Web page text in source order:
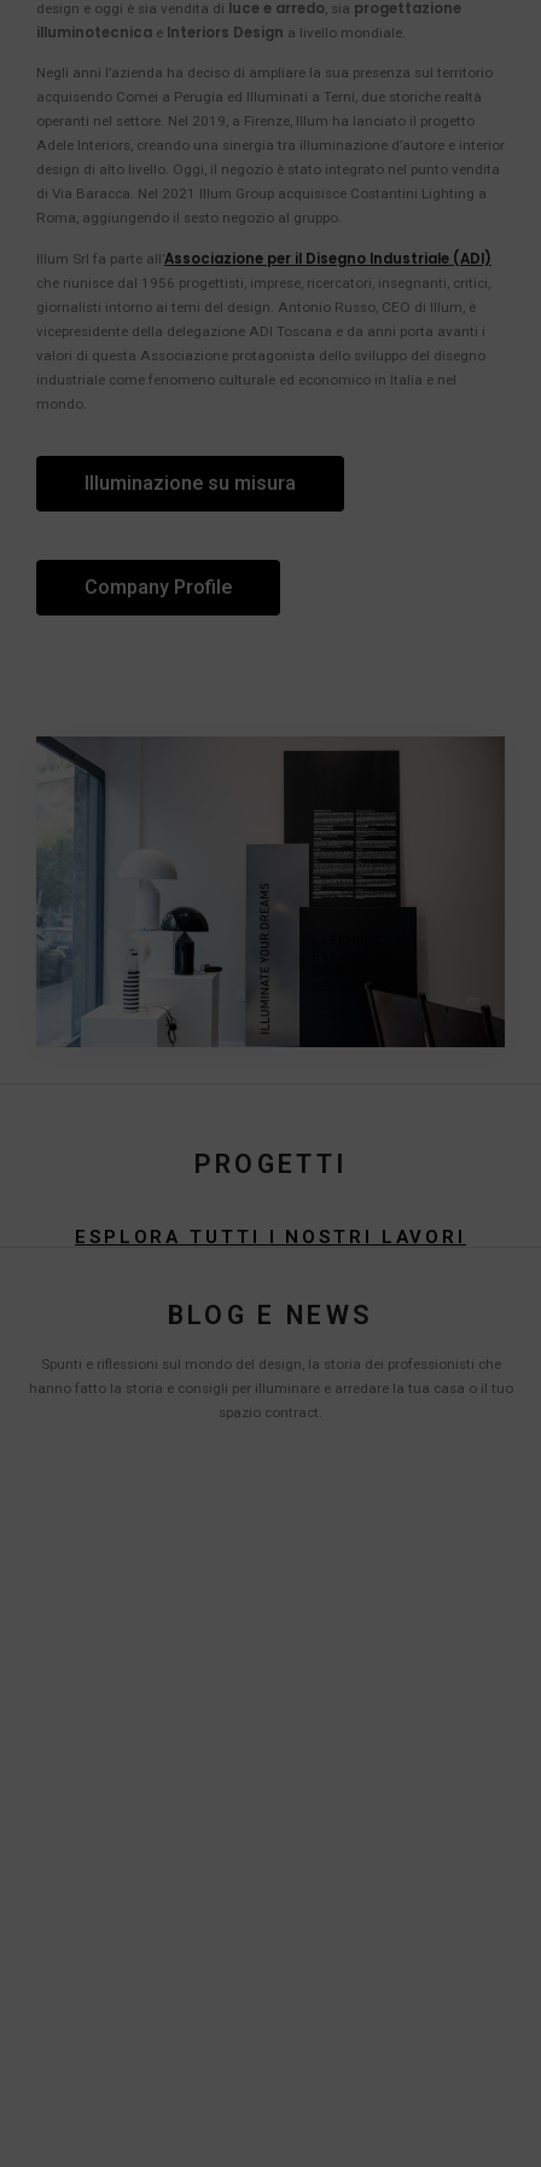
design e oggi è sia vendita di luce e arredo, sia progettazione
illuminotecnica e Interiors Design a livello mondiale.
Negli anni l’azienda ha deciso di ampliare la sua presenza sul territorio
acquisendo Comei a Perugia ed Illuminati a Terni, due storiche realtà
operanti nel settore. Nel 2019, a Firenze, Illum ha lanciato il progetto
Adele Interiors, creando una sinergia tra illuminazione d’autore e interior
design di alto livello. Oggi, il negozio è stato integrato nel punto vendita
di Via Baracca. Nel 2021 Illum Group acquisisce Costantini Lighting a
Roma, aggiungendo il sesto negozio al gruppo.
Illum Srl fa parte all’Associazione per il Disegno Industriale (ADI)
che riunisce dal 1956 progettisti, imprese, ricercatori, insegnanti, critici,
giornalisti intorno ai temi del design. Antonio Russo, CEO di Illum, è
vicepresidente della delegazione ADI Toscana e da anni porta avanti i
valori di questa Associazione protagonista dello sviluppo del disegno
industriale come fenomeno culturale ed economico in Italia e nel
mondo.
Illuminazione su misura
Company Profile
PROGETTI
ESPLORA TUTTI I NOSTRI LAVORI
BLOG E NEWS
Spunti e riflessioni sul mondo del design, la storia dei professionisti che
hanno fatto la storia e consigli per illuminare e arredare la tua casa o il tuo
spazio contract.